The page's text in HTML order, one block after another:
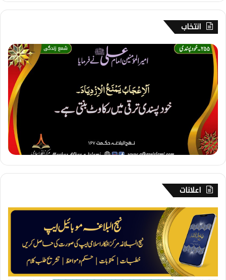
انتخاب
2
5
5
۔
خ
و
س
ن
د
ی
اعلانات